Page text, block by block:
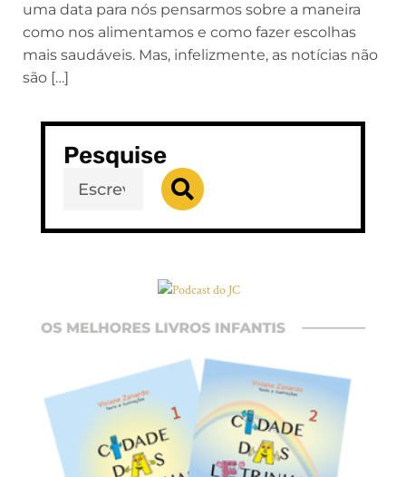
uma data para nós pensarmos sobre a maneira
como nos alimentamos e como fazer escolhas
mais saudáveis. Mas, infelizmente, as notícias não
são […]
Pesquise